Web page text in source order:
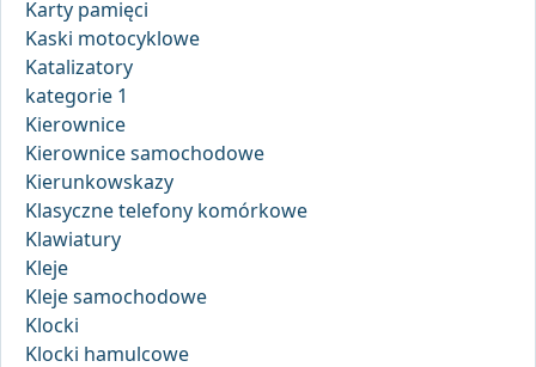
Karty pamięci
Kaski motocyklowe
Katalizatory
kategorie 1
Kierownice
Kierownice samochodowe
Kierunkowskazy
Klasyczne telefony komórkowe
Klawiatury
Kleje
Kleje samochodowe
Klocki
Klocki hamulcowe